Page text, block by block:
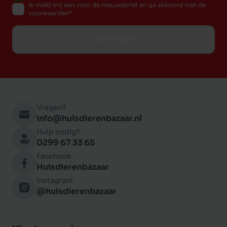
Ik meld mij aan voor de nieuwsbrief en ga akkoord met de
voorwaarden
Vragen?
info@huisdierenbazaar.nl
Hulp nodig?
0299 67 33 65
Facebook
Huisdierenbazaar
Instagram
@huisdierenbazaar